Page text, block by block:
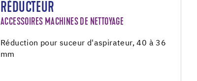
RÉDUCTEUR
ACCESSOIRES MACHINES DE NETTOYAGE
Réduction pour suceur d'aspirateur, 40 à 36
mm